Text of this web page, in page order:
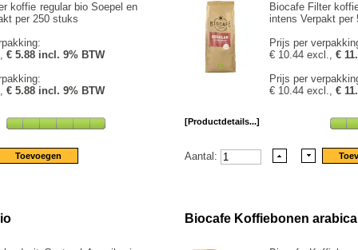
koffie regular bio Soepel en
per 250 stuks
€ 5.88 incl. 9% BTW
€ 5.88 incl. 9% BTW
Biocafe Filter
intens Verpakt per
Prijs per
€ 10.44 excl., €
Prijs per
€ 10.44 excl., €
[Productdetails...]
Aantal:
Biocafe Koffiebonen